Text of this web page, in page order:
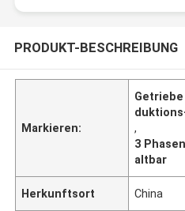
PRODUKT-BESCHREIBUNG
Markieren:
Getriebe
,
3
altbar
Herkunftsort China